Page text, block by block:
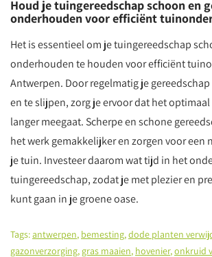
Houd je tuingereedschap schoon en
onderhouden voor efficiënt
Het is essentieel om je tuingereedschap
onderhouden te houden voor efficiënt
Antwerpen. Door regelmatig je
en te slijpen, zorg je ervoor dat het
langer meegaat. Scherpe en schone
het werk gemakkelijker en zorgen voor een
je tuin. Investeer daarom wat tijd in het
tuingereedschap, zodat je met plezier en
kunt gaan in je groene oase.
Tags:antwerpen, bemesting,dode planten
gazonverzorging, gras maaien, hovenier,onkruid